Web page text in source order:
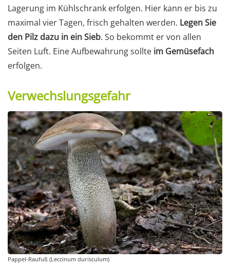
Lagerung im Kühlschrank erfolgen. Hier kann er bis zu
maximal vier Tagen, frisch gehalten werden. Legen Sie
den Pilz dazu in ein Sieb. So bekommt er von allen
Seiten Luft. Eine Aufbewahrung sollte im Gemüsefach
erfolgen.
Verwechslungsgefahr
Pappel-Raufuß (Leccinum durisculum)